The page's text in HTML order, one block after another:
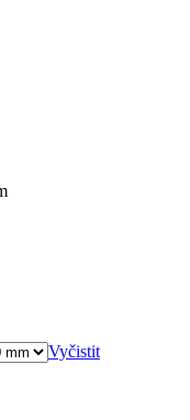
Vyčistit